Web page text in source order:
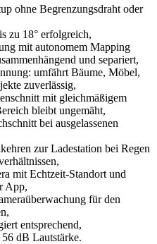
ohne Begrenzungsdraht oder
zu 18° erfolgreich,
mit autonomem Mapping
und separiert,
umfährt Bäume, Möbel,
zuverlässig,
mit gleichmäßigem
bleibt ungemäht,
bei ausgelassenen
zur Ladestation bei Regen
mit Echtzeit-Standort und
App,
für den
entsprechend,
dB Lautstärke.